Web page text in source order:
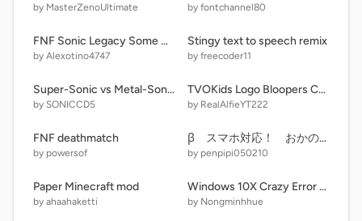
by MasterZenoUltimate by fontchannel80
FNF Sonic Legacy Some Zipperbomb Sprites (bad) test
by Alexotino4747
Stingy text to speech remix
by freecoder11
Super-Sonic vs Metal-Sonic
by SONICCD5
TVOKids Logo Bloopers Crazies - Everyone is Crying!
by RealAlfieYT222
FNF deathmatch
by powersof
β スマホ対応！ おかのきの森
by penpipi050210
Paper Minecraft mod
by ahaahaketti
Windows 10X Crazy Error remix-3 remix
by Nongminhhue